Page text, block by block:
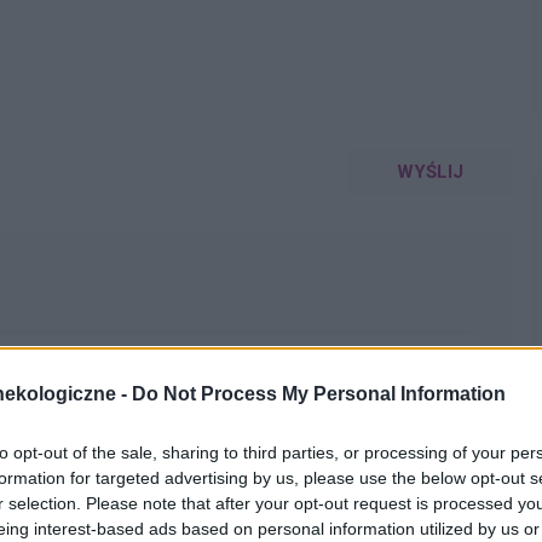
- Do Not Process My Personal Information
opt-out of the sale, sharing to third parties, or processing of your
for targeted advertising by us, please use the below opt-out
selection. Please note that after your opt-out request is processed
interest-based ads based on personal information utilized by us
WYŚLIJ
na Medforum.pl
Wam nową zakładkę na stronie
quizy i łamigłówki edukacyjne na różne tematy. To
sposób sprawdzić swoją wiedzę – bez ocen, bez stresu
(ale jeśli się zalogujecie, Wasz login pojawi się w
zakończeniu ✅ Można rozwiązywać quizy dowolną
quizy Dajcie znać, ile punktów zdobyliście i